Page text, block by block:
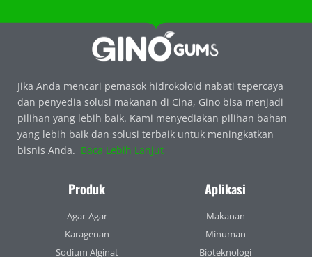
Jika Anda mencari pemasok hidrokoloid nabati tepercaya
dan penyedia solusi makanan di Cina, Gino bisa menjadi
pilihan yang lebih baik. Kami menyediakan pilihan bahan
yang lebih baik dan solusi terbaik untuk meningkatkan
bisnis Anda. Baca Lebih Lanjut
Produk
Agar-Agar
Karagenan
Sodium Alginat
Aplikasi
Makanan
Minuman
Bioteknologi